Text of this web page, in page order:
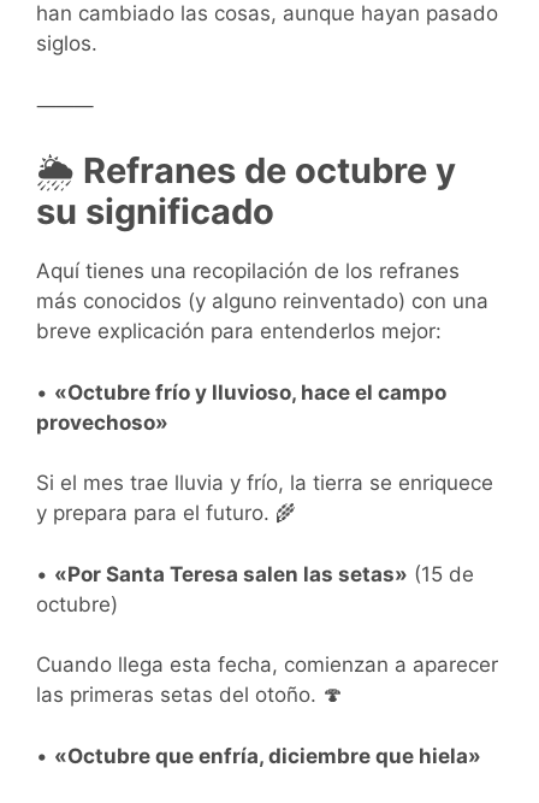
han cambiado las cosas, aunque hayan pasado
siglos.
⸻
🌦️ Refranes de octubre y
su significado
Aquí tienes una recopilación de los refranes
más conocidos (y alguno reinventado) con una
breve explicación para entenderlos mejor:
• «Octubre frío y lluvioso, hace el campo
provechoso»
Si el mes trae lluvia y frío, la tierra se enriquece
y prepara para el futuro. 🌾
• «Por Santa Teresa salen las setas» (15 de
octubre)
Cuando llega esta fecha, comienzan a aparecer
las primeras setas del otoño. 🍄
• «Octubre que enfría, diciembre que hiela»